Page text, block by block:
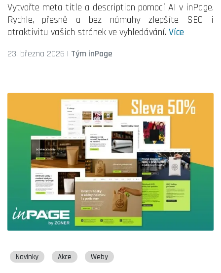
Vytvořte meta title a description pomocí AI v inPage.
Rychle, přesně a bez námahy zlepšíte SEO i
atraktivitu vašich stránek ve vyhledávání. Více
23. března 2026 | Tým inPage
Novinky Akce Weby